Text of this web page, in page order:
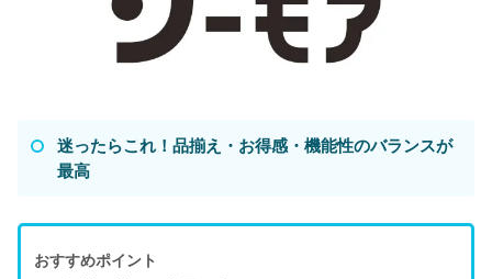
迷ったらこれ！品揃え・お得感・機能性のバランスが
最高
おすすめポイント